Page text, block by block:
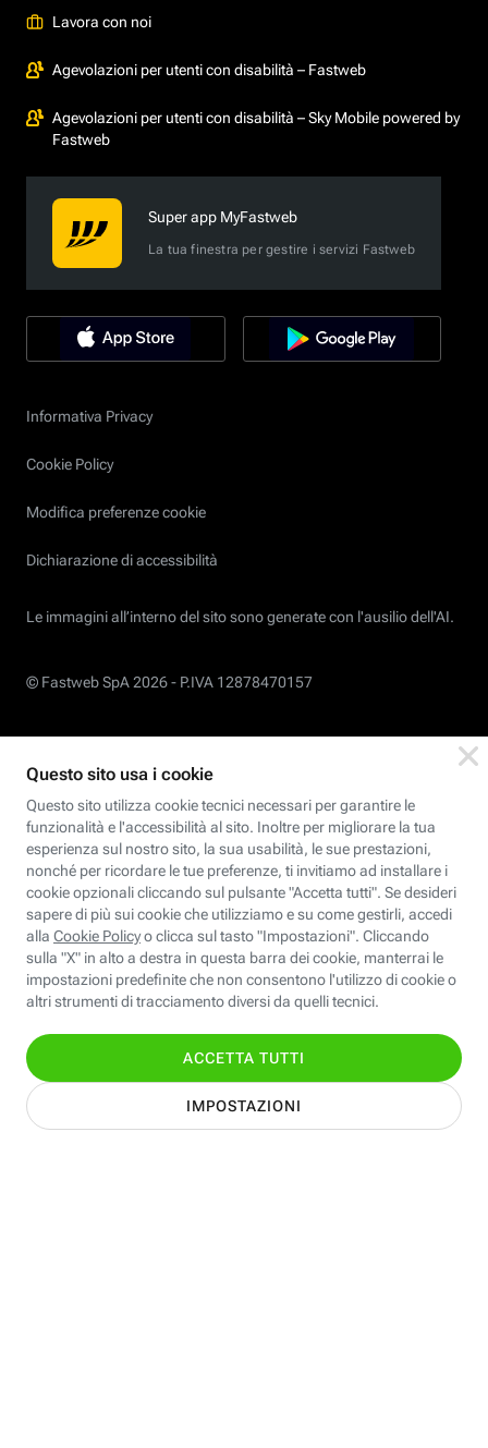
Lavora con noi
Agevolazioni per utenti con disabilità – Fastweb
Agevolazioni per utenti con disabilità – Sky Mobile powered by
Fastweb
Super app MyFastweb
La tua finestra per gestire i servizi Fastweb
Informativa Privacy
Cookie Policy
Modifica preferenze cookie
Dichiarazione di accessibilità
Le immagini all’interno del sito sono generate con l'ausilio dell'AI.
© Fastweb SpA 2026 - P.IVA 12878470157